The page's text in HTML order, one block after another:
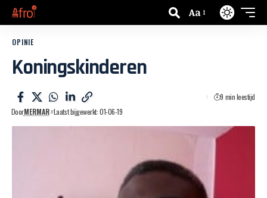
Aa
OPINIE
Koningskinderen
DoorMERMAR Laatst bijgewerkt: 01-06-19
9 min leestijd